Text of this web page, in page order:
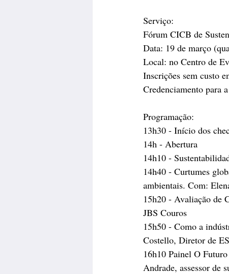
Serviço:
Fórum CICB de
Data: 19 de março
Local: no Centro de
Inscrições sem custo
Credenciamento para
Programação:
13h30 - Início dos
14h - Abertura
14h10 -
14h40 - Curtumes
ambientais. Com:
15h20 - Avaliação de
JBS Couros
15h50 - Como a
Costello, Diretor de
16h10 Painel O
Andrade, assessor de